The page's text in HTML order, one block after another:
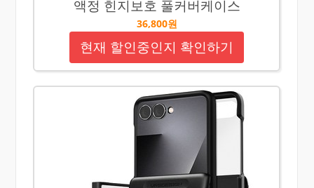
액정 힌지보호 풀커버케이스
36,800원
현재 할인중인지 확인하기